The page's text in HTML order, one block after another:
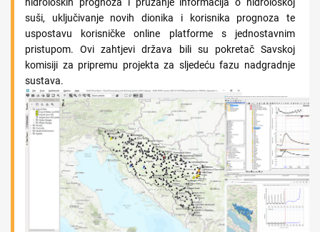
suši, uključivanje novih dionika i korisnika prognoza te
uspostavu korisničke online platforme s jednostavnim
pristupom. Ovi zahtjevi država bili su pokretač Savskoj
komisiji za pripremu projekta za sljedeću fazu nadgradnje
sustava.